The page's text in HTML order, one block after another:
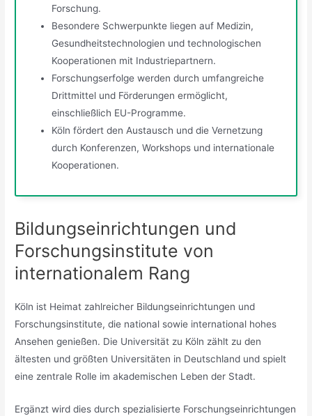
Forschung.
Besondere Schwerpunkte liegen auf Medizin,
Gesundheitstechnologien und technologischen
Kooperationen mit Industriepartnern.
Forschungserfolge werden durch umfangreiche
Drittmittel und Förderungen ermöglicht,
einschließlich EU-Programme.
Köln fördert den Austausch und die Vernetzung
durch Konferenzen, Workshops und internationale
Kooperationen.
Bildungseinrichtungen und
Forschungsinstitute von
internationalem Rang
Köln ist Heimat zahlreicher Bildungseinrichtungen und
Forschungsinstitute, die national sowie international hohes
Ansehen genießen. Die Universität zu Köln zählt zu den
ältesten und größten Universitäten in Deutschland und spielt
eine zentrale Rolle im akademischen Leben der Stadt.
Ergänzt wird dies durch spezialisierte Forschungseinrichtungen